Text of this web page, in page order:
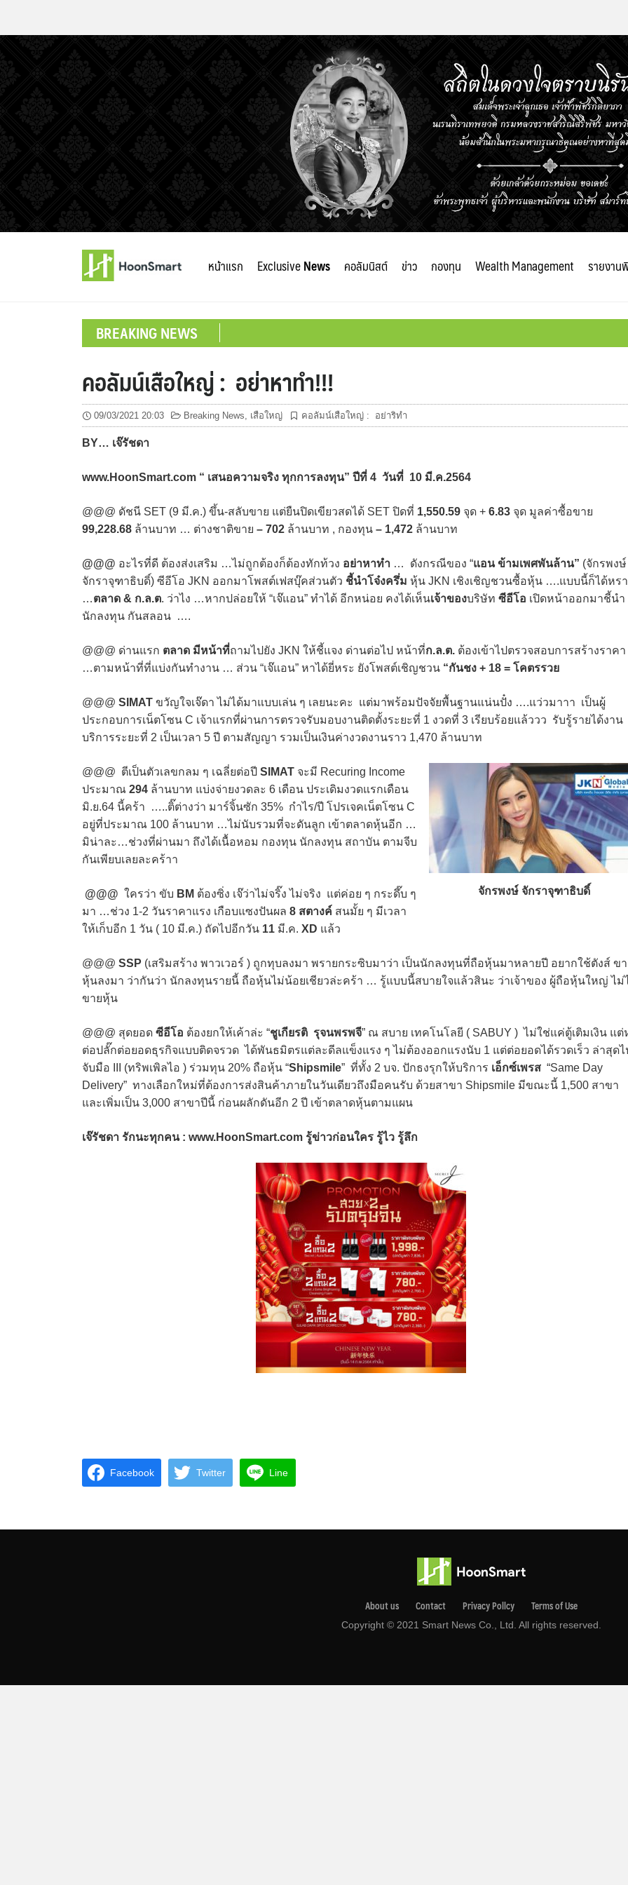
หน้าแรก ExclusiveNews คอลัมนิสต์ ข่าว กองทุน Wealth Management รายงาน
BREAKING NEWS
คอลัมน์เสือใหญ่ : อย่าหาทำ!!!
09/03/2021 20:03 Breaking News, เสือใหญ่ คอลัมน์เสือใหญ่ : อย่าริทำ
BY… เจ๊รัชดา
www.HoonSmart.com “ เสนอความจริง ทุกการลงทุน” ปีที่ 4 วันที่ 10 มี.ค.2564
@@@ ดัชนี SET (9 มี.ค.) ขึ้น-สลับขาย แต่ยืนปิดเขียวสดได้ SET ปิดที่ 1,550.59 จุด + 6.83 จุด มูลค่าซื้อขาย
99,228.68 ล้านบาท … ต่างชาติขาย – 702 ล้านบาท , กองทุน – 1,472 ล้านบาท
@@@ อะไรที่ดี ต้องส่งเสริม …ไม่ถูกต้องก็ต้องทักท้วง อย่าหาทำ … ดังกรณีของ “แอน ข้ามเพศพันล้าน” (จักรพงษ์
จักราจุฑาธิบดิ์) ซีอีโอ JKN ออกมาโพสต์เฟสบุ๊คส่วนตัว ชี้นำโจ๋งครึ่ม หุ้น JKN เชิงเชิญชวนซื้อหุ้น ….แบบนี้ก็ได้หรา
…ตลาด & ก.ล.ต. ว่าไง …หากปล่อยให้ “เจ๊แอน” ทำได้ อีกหน่อย คงได้เห็นเจ้าของบริษัท ซีอีโอ เปิดหน้าออกมาชี้นำ
นักลงทุน กันสลอน ….
@@@ ด่านแรก ตลาด มีหน้าที่ถามไปยัง JKN ให้ชี้แจง ด่านต่อไป หน้าที่ก.ล.ต. ต้องเข้าไปตรวจสอบการสร้างราคา
…ตามหน้าที่ที่แบ่งกันทำงาน … ส่วน “เจ๊แอน” หาได้ยี่หระ ยังโพสต์เชิญชวน “กันชง + 18 = โคตรรวย
@@@ SIMAT ขวัญใจเจ๊ดา ไม่ได้มาแบบเล่น ๆ เลยนะคะ แต่มาพร้อมปัจจัยพื้นฐานแน่นปั๋ง ….แว่วมาาา เป็นผู้
ประกอบการเน็ตโซน C เจ้าแรกที่ผ่านการตรวจรับมอบงานติดตั้งระยะที่ 1 งวดที่ 3 เรียบร้อยแล้ววว รับรู้รายได้งาน
บริการระยะที่ 2 เป็นเวลา 5 ปี ตามสัญญา รวมเป็นเงินค่างวดงานราว 1,470 ล้านบาท
จักรพงษ์ จักราจุฑาธิบดิ์
@@@ ตีเป็นตัวเลขกลม ๆ เฉลี่ยต่อปี SIMAT จะมี Recuring Income
ประมาณ 294 ล้านบาท แบ่งจ่ายงวดละ 6 เดือน ประเดิมงวดแรกเดือน
มิ.ย.64 นี้คร้า …..ติ๊ต่างว่า มาร์จิ้นซัก 35% กำไร/ปี โปรเจคเน็ตโซน C
อยู่ที่ประมาณ 100 ล้านบาท …ไม่นับรวมที่จะดันลูก เข้าตลาดหุ้นอีก …
มิน่าละ…ช่วงที่ผ่านมา ถึงได้เนื้อหอม กองทุน นักลงทุน สถาบัน ตามจีบ
กันเพียบเลยละคร้าา
@@@ ใครว่า ขับ BM ต้องซิ่ง เจ๊ว่าไม่จริ๊ง ไม่จริง แต่ค่อย ๆ กระดึ๊บ ๆ
มา …ช่วง 1-2 วันราคาแรง เกือบแซงปันผล 8 สตางค์ สนมั้ย ๆ มีเวลา
ให้เก็บอีก 1 วัน ( 10 มี.ค.) ถัดไปอีกวัน 11 มี.ค. XD แล้ว
@@@ SSP (เสริมสร้าง พาวเวอร์ ) ถูกทุบลงมา พรายกระซิบมาว่า เป็นนักลงทุนที่ถือหุ้นมาหลายปี อยากใช้ตังส์ ข
หุ้นลงมา ว่ากันว่า นักลงทุนรายนี้ ถือหุ้นไม่น้อยเชียวล่ะคร้า … รู้แบบนี้สบายใจแล้วสินะ ว่าเจ้าของ ผู้ถือหุ้นใหญ่ ไม่
ขายหุ้น
@@@ สุดยอด ซีอีโอ ต้องยกให้เค้าล่ะ “ชูเกียรติ รุจนพรพจี” ณ สบาย เทคโนโลยี ( SABUY ) ไม่ใช่แค่ตู้เติมเงิน แต่
ต่อปลั๊กต่อยอดธุรกิจแบบติดจรวด ได้พันธมิตรแต่ละดีลแข็งแรง ๆ ไม่ต้องออกแรงนับ 1 แต่ต่อยอดได้รวดเร็ว ล่าสุดไ
จับมือ III (ทริพเพิลไอ ) ร่วมทุน 20% ถือหุ้น “Shipsmile” ที่ทั้ง 2 บจ. ปักธงรุกให้บริการ เอ็กซ์เพรส “Same Day
Delivery” ทางเลือกใหม่ที่ต้องการส่งสินค้าภายในวันเดียวถึงมือคนรับ ด้วยสาขา Shipsmile มีขณะนี้ 1,500 สาขา
และเพิ่มเป็น 3,000 สาขาปีนี้ ก่อนผลักดันอีก 2 ปี เข้าตลาดหุ้นตามแผน
เจ๊รัชดา รักนะทุกคน : www.HoonSmart.com รู้ข่าวก่อนใคร รู้ไว รู้ลึก
Facebook Twitter Line
About us Contact Privacy Pollcy Terms of Use
Copyright © 2021 Smart News Co., Ltd. All rights reserved.